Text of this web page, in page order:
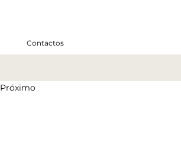
Contactos
Próximo